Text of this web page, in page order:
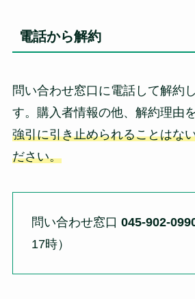
電話から解約
問い合わせ窓口に電話して解約
す。購入者情報の他、解約理由
強引に引き止められることはな
ださい。
問い合わせ窓口 045-902-
17時）